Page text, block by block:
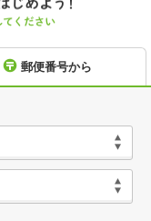
郵便番号から